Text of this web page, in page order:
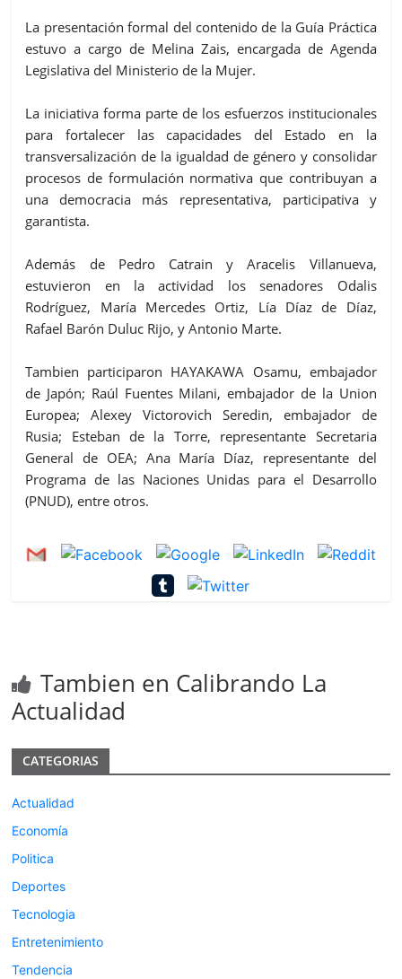
La presentación formal del contenido de la Guía Práctica
estuvo a cargo de Melina Zais, encargada de Agenda
Legislativa del Ministerio de la Mujer.
La iniciativa forma parte de los esfuerzos institucionales
para fortalecer las capacidades del Estado en la
transversalización de la igualdad de género y consolidar
procesos de formulación normativa que contribuyan a
una democracia más representativa, participativa y
garantista.
Además de Pedro Catrain y Aracelis Villanueva,
estuvieron en la actividad los senadores Odalis
Rodríguez, María Mercedes Ortiz, Lía Díaz de Díaz,
Rafael Barón Duluc Rijo, y Antonio Marte.
Tambien participaron HAYAKAWA Osamu, embajador
de Japón; Raúl Fuentes Milani, embajador de la Union
Europea; Alexey Victorovich Seredin, embajador de
Rusia; Esteban de la Torre, representante Secretaria
General de OEA; Ana María Díaz, representante del
Programa de las Naciones Unidas para el Desarrollo
(PNUD), entre otros.
Tambien en Calibrando La
Actualidad
CATEGORIAS
Actualidad
Economía
Politica
Deportes
Tecnologia
Entretenimiento
Tendencia